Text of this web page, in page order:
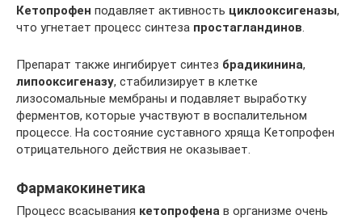
Кетопрофен подавляет активность циклооксигеназы,
что угнетает процесс синтеза простагландинов
Препарат также ингибирует синтез брадикинина,
липооксигеназу, стабилизирует в клетке
лизосомальные мембраны и подавляет выработку
ферментов, которые участвуют в воспалительном
процессе. На состояние суставного хряща Кетопрофен
отрицательного действия не оказывает.
Фармакокинетика
Процесс всасывания кетопрофена в организме очень